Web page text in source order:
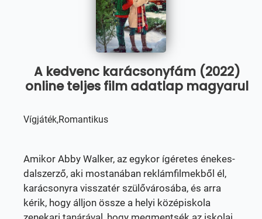
A kedvenc karácsonyfám (2022)
online teljes film adatlap magyarul
Vígjáték,Romantikus
Amikor Abby Walker, az egykor ígéretes énekes-
dalszerző, aki mostanában reklámfilmekből él,
karácsonyra visszatér szülővárosába, és arra
kérik, hogy álljon össze a helyi középiskola